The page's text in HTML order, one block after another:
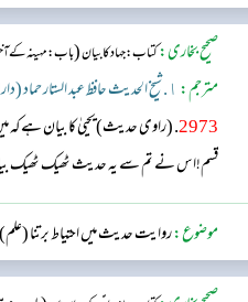
صحیح بخاری:کتاب: جہاد کا بیان(باب : مہینہ کے
مترجم: ١. شیخ الحدیث حافظ عبد الستار حماد (دار السلام)
2973 . (راوی حدیث)یحییٰ کا بیان ہے کہ
قسم!اس نے تم سے یہ حدیث ٹھیک ٹھیک
موضوع:روایت حدیث میں احتیاط برتنا (علم)